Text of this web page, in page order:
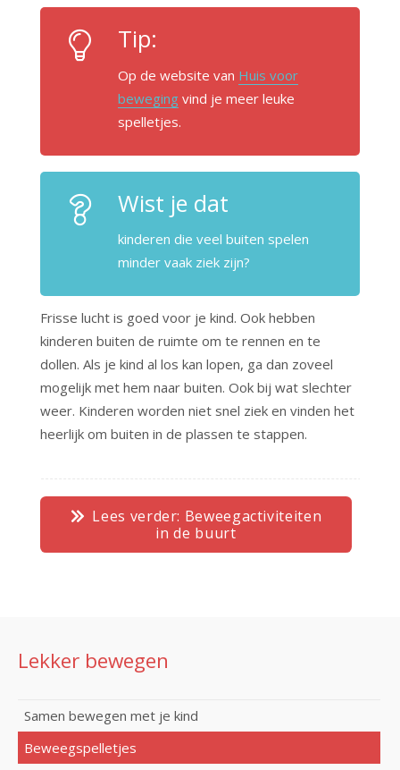
Tip:
Op de website van Huis voor
beweging vind je meer leuke
spelletjes.
Wist je dat
kinderen die veel buiten spelen
minder vaak ziek zijn?
Frisse lucht is goed voor je kind. Ook hebben
kinderen buiten de ruimte om te rennen en te
dollen. Als je kind al los kan lopen, ga dan zoveel
mogelijk met hem naar buiten. Ook bij wat slechter
weer. Kinderen worden niet snel ziek en vinden het
heerlijk om buiten in de plassen te stappen.
Lees verder: Beweegactiviteiten
in de buurt
Lekker bewegen
Samen bewegen met je kind
Beweegspelletjes